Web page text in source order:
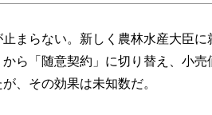
まらない。新しく農林水産大臣に
ら「随意契約」に切り替え、小
、その効果は未知数だ。